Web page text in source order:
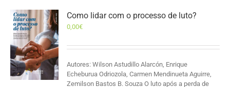
Como lidar com o processo de luto?
0,00€
Autores: Wilson Astudillo Alarcón, Enrique
Echeburua Odriozola, Carmen Mendinueta Aguirre,
Zemilson Bastos B. Souza O luto após a perda de